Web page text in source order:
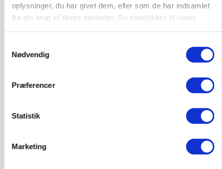
oplysninger, du har givet dem, eller som de har indsamlet
fra din brug af deres tjenester. Du samtykker til vores
Nødvendig
Præferencer
Statistik
Marketing
Rådgiver om DB-Tjek: Små justeringer kan give
store besparelser